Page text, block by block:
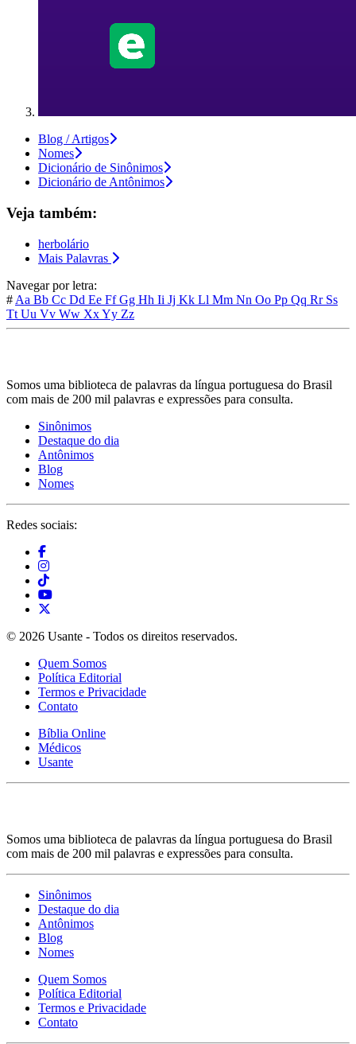
Blog / Artigos
Nomes
Dicionário de Sinônimos
Dicionário de Antônimos
Veja também:
herbolário
Mais Palavras
Navegar por letra:
# Aa Bb Cc Dd Ee FfGg Hh Ii Jj Kk Ll Mm Nn Oo Pp Qq Rr Ss
Tt Uu Vv Ww XxYy Zz
Somos uma biblioteca de palavras da língua portuguesa do Brasil
com mais de 200 mil palavras e expressões para consulta.
Sinônimos
Destaque do dia
Antônimos
Blog
Nomes
Redes sociais:
© 2026 Usante - Todos os direitos reservados.
Quem Somos
Política Editorial
Termos e Privacidade
Contato
Bíblia Online
Médicos
Usante
Somos uma biblioteca de palavras da língua portuguesa do Brasil
com mais de 200 mil palavras e expressões para consulta.
Sinônimos
Destaque do dia
Antônimos
Blog
Nomes
Quem Somos
Política Editorial
Termos e Privacidade
Contato